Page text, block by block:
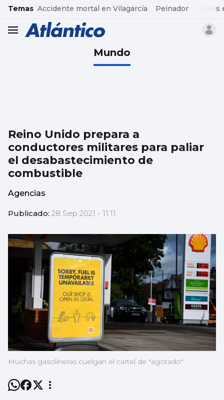
common.go-to-content
Temas Accidente mortal en Vilagarcía Peinador
header.menu.open
Mundo
Reino Unido prepara a
conductores militares para paliar
el desabastecimiento de
combustible
Agencias
Publicado: 28 Sep 2021 - 11:11
Muchas gasolineras cuelgan el cartel de "agotado"